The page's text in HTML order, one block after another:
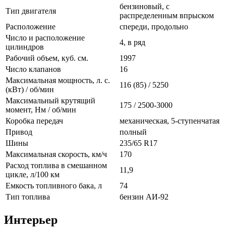
Тип двигателя
бензиновый, с
распределенным впрыском
Расположение
спереди, продольно
Число и расположение
цилиндров
4, в ряд
Рабочий объем, куб. см.
1997
Число клапанов
16
Максимальная мощность, л. с.
(кВт) / об/мин
116 (85) / 5250
Максимальный крутящий
момент, Нм / об/мин
175 / 2500-3000
Коробка передач
механическая, 5-ступенчатая
Привод
полный
Шины
235/65 R17
Максимальная скорость, км/ч
170
Расход топлива в смешанном
цикле, л/100 км
11,9
Емкость топливного бака, л
74
Тип топлива
бензин АИ-92
Интерьер